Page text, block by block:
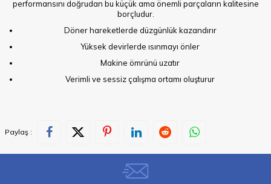
performansını doğrudan bu küçük ama önemli parçaların kalitesine
borçludur.
Döner hareketlerde düzgünlük kazandırır
Yüksek devirlerde ısınmayı önler
Makine ömrünü uzatır
Verimli ve sessiz çalışma ortamı oluşturur
Paylaş :